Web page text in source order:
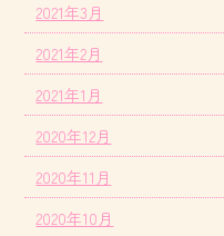
2021年3月
2021年2月
2021年1月
2020年12月
2020年11月
2020年10月